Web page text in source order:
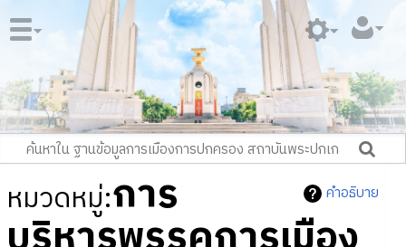
คำอธิบาย
หมวดหมู่:การ